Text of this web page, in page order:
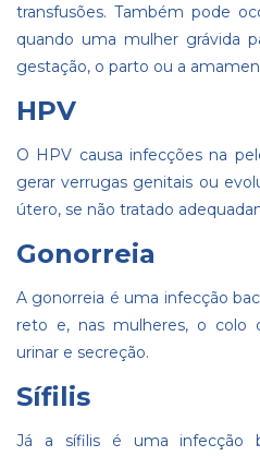
transfusões. Também pode
quando uma mulher grávida
gestação, o parto ou a
HPV
O HPV causa infecções na
gerar verrugas genitais ou
útero, se não tratado
Gonorreia
A gonorreia é uma infecção
reto e, nas mulheres, o colo
urinar e secreção.
Sífilis
Já a sífilis é uma infecção